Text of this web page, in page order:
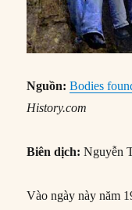
Nguồn: Bodies
History.com
Biên dịch: Nguyễn
Vào ngày này năm